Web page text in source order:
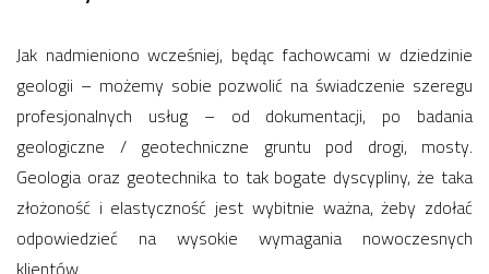
Jak nadmieniono wcześniej, będąc fachowcami w dziedzinie
geologii – możemy sobie pozwolić na świadczenie szeregu
profesjonalnych usług – od dokumentacji, po badania
geologiczne / geotechniczne gruntu pod drogi, mosty.
Geologia oraz geotechnika to tak bogate dyscypliny, że taka
złożoność i elastyczność jest wybitnie ważna, żeby zdołać
odpowiedzieć na wysokie wymagania nowoczesnych